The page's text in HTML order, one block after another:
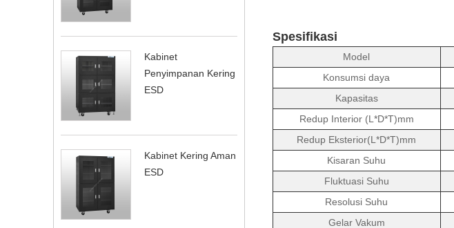
Kabinet
Penyimpanan Kering
ESD
Kabinet Kering Aman
ESD
Spesifikasi
Model
Konsumsi daya
Kapasitas
Redup Interior (L*D*T)mm
Redup Eksterior(L*D*T)mm
Kisaran Suhu
Fluktuasi Suhu
Resolusi Suhu
Gelar Vakum